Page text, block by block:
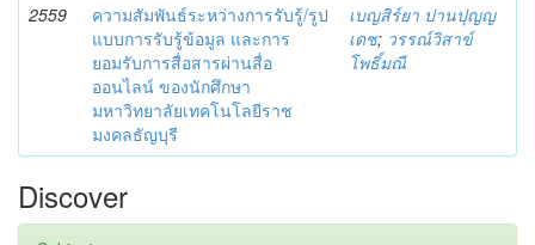
2559
ความสัมพันธ์ระหว่างการรับรู้/รูป
แบบการรับรู้ข้อมูล และการ
ยอมรับการสื่อสารผ่านสื่อ
ออนไลน์ ของนักศึกษา
มหาวิทยาลัยเทคโนโลยีราช
มงคลธัญบุรี
เบญสิร์ยา ปานปุญญ
เดช; วรรณ์วิสาข์
โพธิ์มณี
Discover